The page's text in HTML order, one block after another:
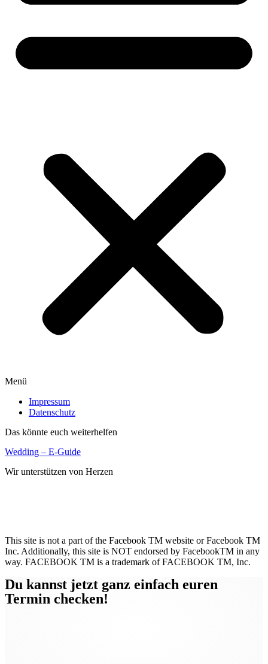
Menü
Impressum
Datenschutz
Das könnte euch weiterhelfen
Wedding – E-Guide
Wir unterstützen von Herzen
This site is not a part of the Facebook TM website or Facebook TM
Inc. Additionally, this site is NOT endorsed by FacebookTM in any
way. FACEBOOK TM is a trademark of FACEBOOK TM, Inc.
Du kannst jetzt ganz einfach euren
Termin checken!